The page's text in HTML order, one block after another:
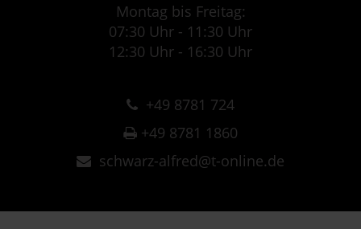
Montag bis Freitag:
07:30 Uhr - 11:30 Uhr
12:30 Uhr - 16:30 Uhr
+49 8781 724
+49 8781 1860
schwarz-alfred@t-online.de